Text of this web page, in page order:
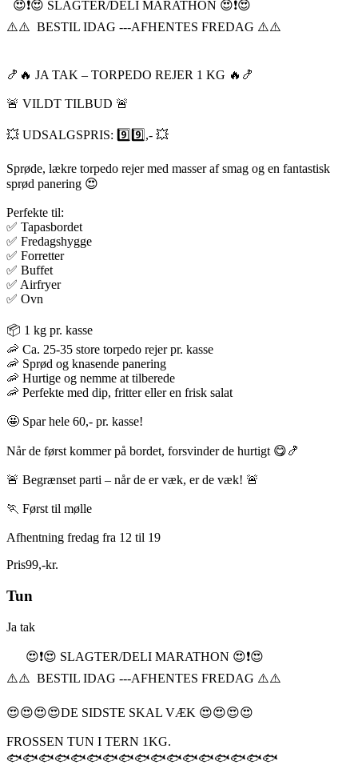
😍❗️😍 SLAGTER/DELI MARATHON 😍❗️😍
⚠️⚠️ BESTIL IDAG ---AFHENTES FREDAG ⚠️⚠️
🍤🔥 JA TAK – TORPEDO REJER 1 KG 🔥🍤
🚨 VILDT TILBUD 🚨
💥 UDSALGSPRIS: 9️⃣9️⃣,- 💥
Sprøde, lækre torpedo rejer med masser af smag og en fantastisk
sprød panering 😍
Perfekte til:
✅ Tapasbordet
✅ Fredagshygge
✅ Forretter
✅ Buffet
✅ Airfryer
✅ Ovn
📦 1 kg pr. kasse
🦐 Ca. 25-35 store torpedo rejer pr. kasse
🦐 Sprød og knasende panering
🦐 Hurtige og nemme at tilberede
🦐 Perfekte med dip, fritter eller en frisk salat
🤩 Spar hele 60,- pr. kasse!
Når de først kommer på bordet, forsvinder de hurtigt 😋🍤
🚨 Begrænset parti – når de er væk, er de væk! 🚨
🏃 Først til mølle
Afhentning fredag fra 12 til 19
Pris99,-kr.
Tun
Ja tak
😍❗️😍 SLAGTER/DELI MARATHON 😍❗️😍
⚠️⚠️ BESTIL IDAG ---AFHENTES FREDAG ⚠️⚠️
😍😍😍😍DE SIDSTE SKAL VÆK 😍😍😍😍
FROSSEN TUN I TERN 1KG.
🐟🐟🐟🐟🐟🐟🐟🐟🐟🐟🐟🐟🐟🐟🐟🐟🐟